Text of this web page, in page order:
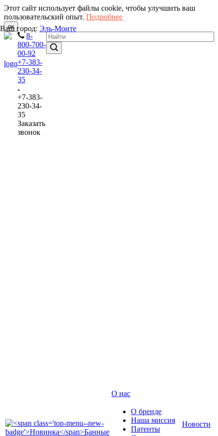
Этот сайт использует файлы cookie, чтобы улучшить ваш
пользовательский опыт. Подробнее
ок
8-
800-700-
00-92
+7-383-
230-34-
35
+7-383-
230-34-
35
Заказать
звонок
Ваш город: Эль-Монте
О нас
О бренде
Наша миссия
Патенты
Новости